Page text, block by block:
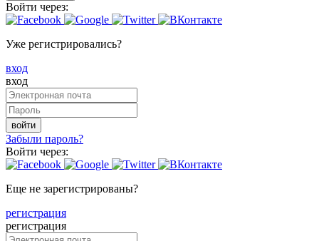
Войти через:
Уже регистрировались?
вход
вход
войти
Забыли пароль?
Войти через:
Еще не зарегистрированы?
регистрация
регистрация